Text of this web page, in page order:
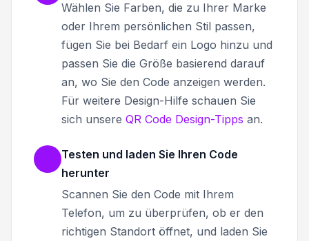
Wählen Sie Farben, die zu Ihrer Marke
oder Ihrem persönlichen Stil passen,
fügen Sie bei Bedarf ein Logo hinzu und
passen Sie die Größe basierend darauf
an, wo Sie den Code anzeigen werden.
Für weitere Design-Hilfe schauen Sie
sich unsere QR Code Design-Tipps an.
Testen und laden Sie Ihren Code
herunter
Scannen Sie den Code mit Ihrem
Telefon, um zu überprüfen, ob er den
richtigen Standort öffnet, und laden Sie